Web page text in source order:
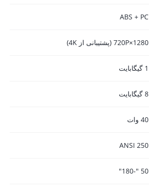
ABS + PC
1280×720P (پشتیبانی از 4K)
1 گیگابایت
8 گیگابایت
40 وات
250 ANSI
50 "-180"